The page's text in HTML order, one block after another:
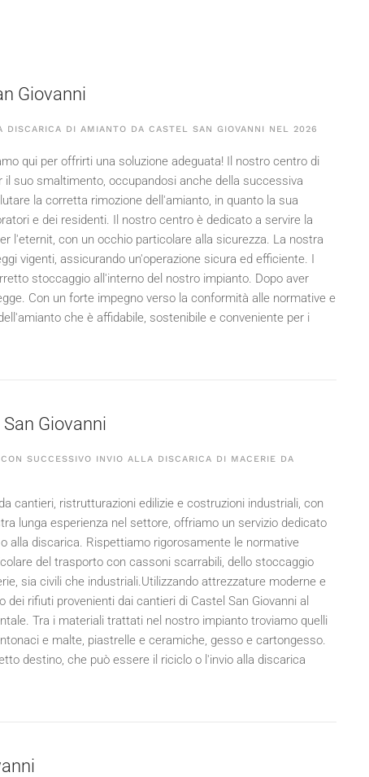
Giovanni
DISCARICA DI AMIANTO DA CASTEL SAN GIOVANNI NEL 2026
qui per offrirti una soluzione adeguata! Il nostro centro di
suo smaltimento, occupandosi anche della successiva
la corretta rimozione dell'amianto, in quanto la sua
e dei residenti. Il nostro centro è dedicato a servire la
l'eternit, con un occhio particolare alla sicurezza. La nostra
vigenti, assicurando un'operazione sicura ed efficiente. I
stoccaggio all'interno del nostro impianto. Dopo aver
Con un forte impegno verso la conformità alle normative e
che è affidabile, sostenibile e conveniente per i
Giovanni
SUCCESSIVO INVIO ALLA DISCARICA DI MACERIE DA
cantieri, ristrutturazioni edilizie e costruzioni industriali, con
lunga esperienza nel settore, offriamo un servizio dedicato
alla discarica. Rispettiamo rigorosamente le normative
del trasporto con cassoni scarrabili, dello stoccaggio
sia civili che industriali.Utilizzando attrezzature moderne e
rifiuti provenienti dai cantieri di Castel San Giovanni al
Tra i materiali trattati nel nostro impianto troviamo quelli
e malte, piastrelle e ceramiche, gesso e cartongesso.
destino, che può essere il riciclo o l'invio alla discarica